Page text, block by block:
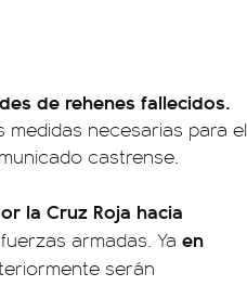
de rehenes fallecidos.
medidas necesarias para el
castrense.
la Cruz Roja hacia
armadas. Ya en
serán